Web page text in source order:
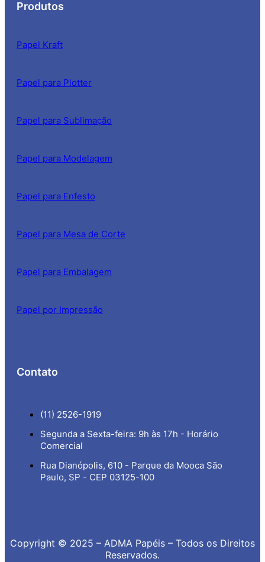
Produtos
Papel Kraft
Papel para Plotter
Papel para Sublimação
Papel para Modelagem
Papel para Enfesto
Papel para Mesa de Corte
Papel para Embalagem
Papel por Impressão
Contato
(11) 2526-1919
Segunda a Sexta-feira: 9h às 17h - Horário
Comercial
Rua Dianópolis, 610 - Parque da Mooca São
Paulo, SP - CEP 03125-100
Copyright © 2025 – ADMA Papéis – Todos os Direitos
Reservados.